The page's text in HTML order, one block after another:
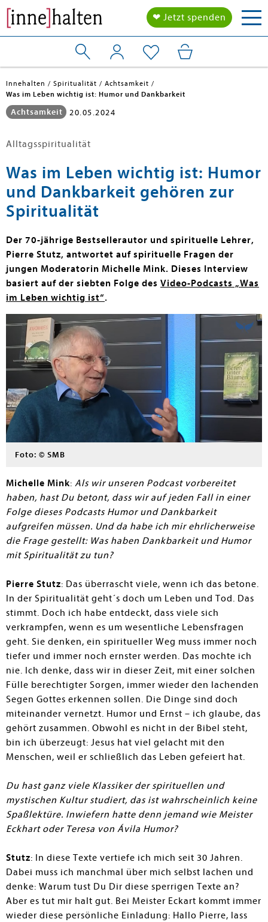
❤ Jetzt spenden
Innehalten Spiritualität
Achtsamkeit
Was im Leben wichtig ist: Humor und Dankbarkeit
Achtsamkeit 20.05.2024
Alltagsspiritualität
Was im Leben wichtig ist: Humor
und Dankbarkeit gehören zur
Spiritualität
Der 70-jährige Bestsellerautor und spirituelle Lehrer,
Pierre Stutz, antwortet auf spirituelle Fragen der
jungen Moderatorin Michelle Mink. Dieses Interview
basiert auf der siebten Folge des Video-Podcasts „Was
im Leben wichtig ist“.
Foto: © SMB
Michelle Mink: Als wir unseren Podcast vorbereitet
haben, hast Du betont, dass wir auf jeden Fall in einer
Folge dieses Podcasts Humor und Dankbarkeit
aufgreifen müssen. Und da habe ich mir ehrlicherweise
die Frage gestellt: Was haben Dankbarkeit und Humor
mit Spiritualität zu tun?
Pierre Stutz: Das überrascht viele, wenn ich das betone.
In der Spiritualität geht´s doch um Leben und Tod. Das
stimmt. Doch ich habe entdeckt, dass viele sich
verkrampfen, wenn es um wesentliche Lebensfragen
geht. Sie denken, ein spiritueller Weg muss immer noch
tiefer und immer noch ernster werden. Das mochte ich
nie. Ich denke, dass wir in dieser Zeit, mit einer solchen
Fülle berechtigter Sorgen, immer wieder den lachenden
Segen Gottes erkennen sollen. Die Dinge sind doch
miteinander vernetzt. Humor und Ernst – ich glaube, das
gehört zusammen. Obwohl es nicht in der Bibel steht,
bin ich überzeugt: Jesus hat viel gelacht mit den
Menschen, weil er schließlich das Leben gefeiert hat.
Du hast ganz viele Klassiker der spirituellen und
mystischen Kultur studiert, das ist wahrscheinlich keine
Spaßlektüre. Inwiefern hatte denn jemand wie Meister
Eckhart oder Teresa von Ávila Humor?
Stutz: In diese Texte vertiefe ich mich seit 30 Jahren.
Dabei muss ich manchmal über mich selbst lachen und
denke: Warum tust Du Dir diese sperrigen Texte an?
Aber es tut mir halt gut. Bei Meister Eckart kommt immer
wieder diese persönliche Einladung: Hallo Pierre, lass